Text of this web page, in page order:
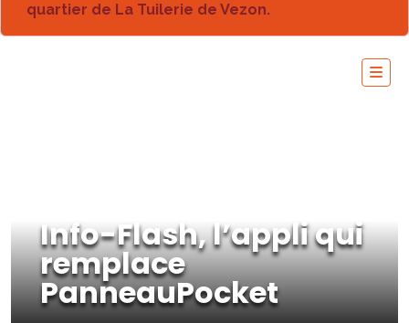
quartier de La Tuilerie de Vezon.
Info-Flash, l’appli qui
remplace
PanneauPocket